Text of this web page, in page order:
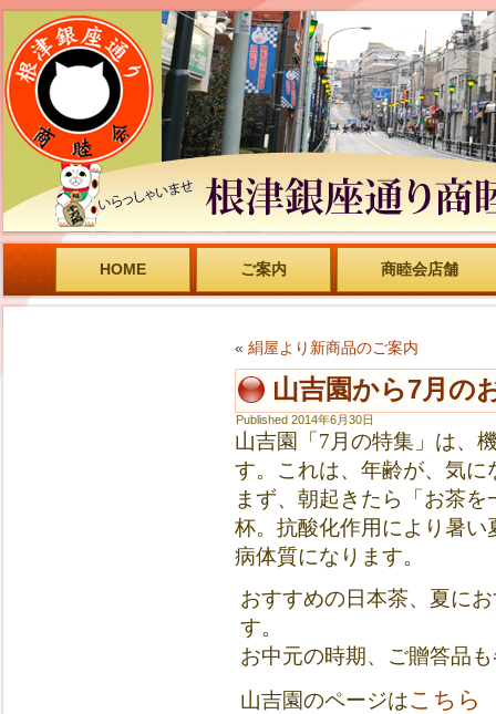
HOME ご案内 商睦会店舗
« 絹屋より新商品のご案内
山吉園から7月の
Published 2014年6月30日
山吉園「7月の特集」は、
す。これは、年齢が、気に
まず、朝起きたら「お茶
杯。抗酸化作用により暑
病体質になります。
おすすめの日本茶、夏に
す。
お中元の時期、ご贈答品
山吉園のページはこちら